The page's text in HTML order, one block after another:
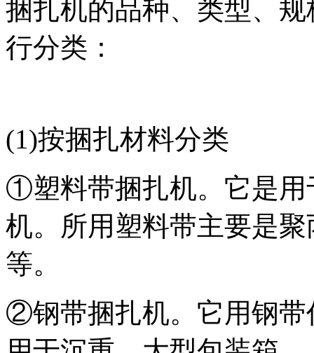
捆扎机的品种、类型、
行分类：
(1)按捆扎材料分类
①塑料带捆扎机。它是用
机。所用塑料带主要是
等。
②钢带捆扎机。它用钢带